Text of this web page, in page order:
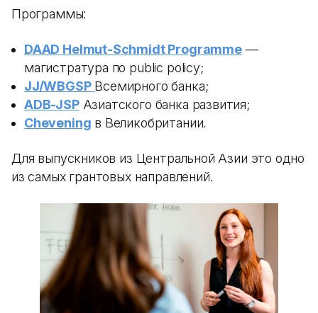
Программы:
DAAD Helmut-Schmidt Programme—
магистратура по public policy;
JJ/WBGSP Всемирного банка;
ADB-JSPАзиатского банка развития;
Chevening в Великобритании.
Для выпускников из Центральной Азии это одно
из самых грантовых направлений.